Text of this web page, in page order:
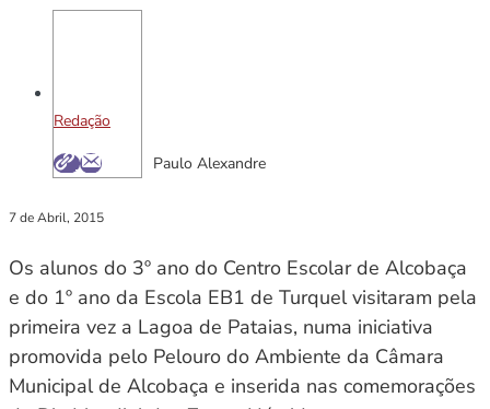
Redação
Paulo Alexandre
7 de Abril, 2015
Os alunos do 3º ano do Centro Escolar de Alcobaça
e do 1º ano da Escola EB1 de Turquel visitaram pela
primeira vez a Lagoa de Pataias, numa iniciativa
promovida pelo Pelouro do Ambiente da Câmara
Municipal de Alcobaça e inserida nas comemorações